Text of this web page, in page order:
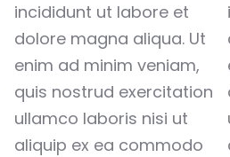
incididunt ut labore et
dolore magna aliqua. Ut
enim ad minim veniam,
quis nostrud exercitation
ullamco laboris nisi ut
aliquip ex ea commodo